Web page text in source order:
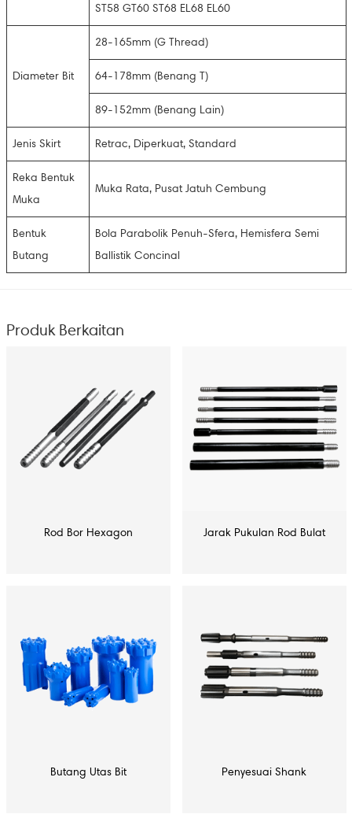
ST58 GT60 ST68 EL68 EL60
Diameter Bit
28-165mm (G Thread)
64-178mm (Benang T)
89-152mm (Benang Lain)
Jenis Skirt Retrac, Diperkuat, Standard
Reka Bentuk
Muka
Muka Rata, Pusat Jatuh Cembung
Bentuk
Butang
Bola Parabolik Penuh-Sfera, Hemisfera Semi
Ballistik Concinal
Produk Berkaitan
Rod Bor Hexagon Jarak Pukulan Rod Bulat
Butang Utas Bit Penyesuai Shank